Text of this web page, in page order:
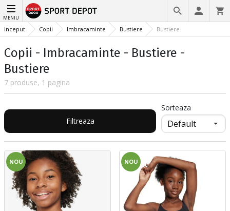
MENIU
Inceput Copii Imbracaminte Bustiere Bustiere
Copii - Imbracaminte - Bustiere -
Bustiere
7 produse, 1 pagina
Filtreaza
Sorteaza
NOU NOU